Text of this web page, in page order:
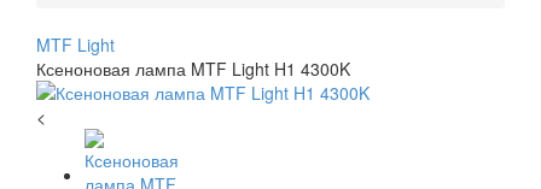
MTF Light
Ксеноновая лампа MTF Light H1 4300K
<